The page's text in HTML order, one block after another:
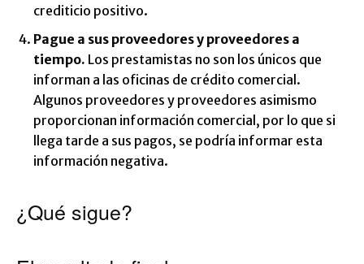
crediticio positivo.
Pague a sus proveedores y proveedores a
tiempo. Los prestamistas no son los únicos que
informan a las oficinas de crédito comercial.
Algunos proveedores y proveedores asimismo
proporcionan información comercial, por lo que si
llega tarde a sus pagos, se podría informar esta
información negativa.
¿Qué sigue?